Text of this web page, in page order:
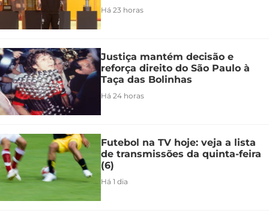
Há 23 horas
Justiça mantém decisão e
reforça direito do São Paulo à
Taça das Bolinhas
Há 24 horas
Futebol na TV hoje: veja a lista
de transmissões da quinta-feira
(6)
Há 1 dia